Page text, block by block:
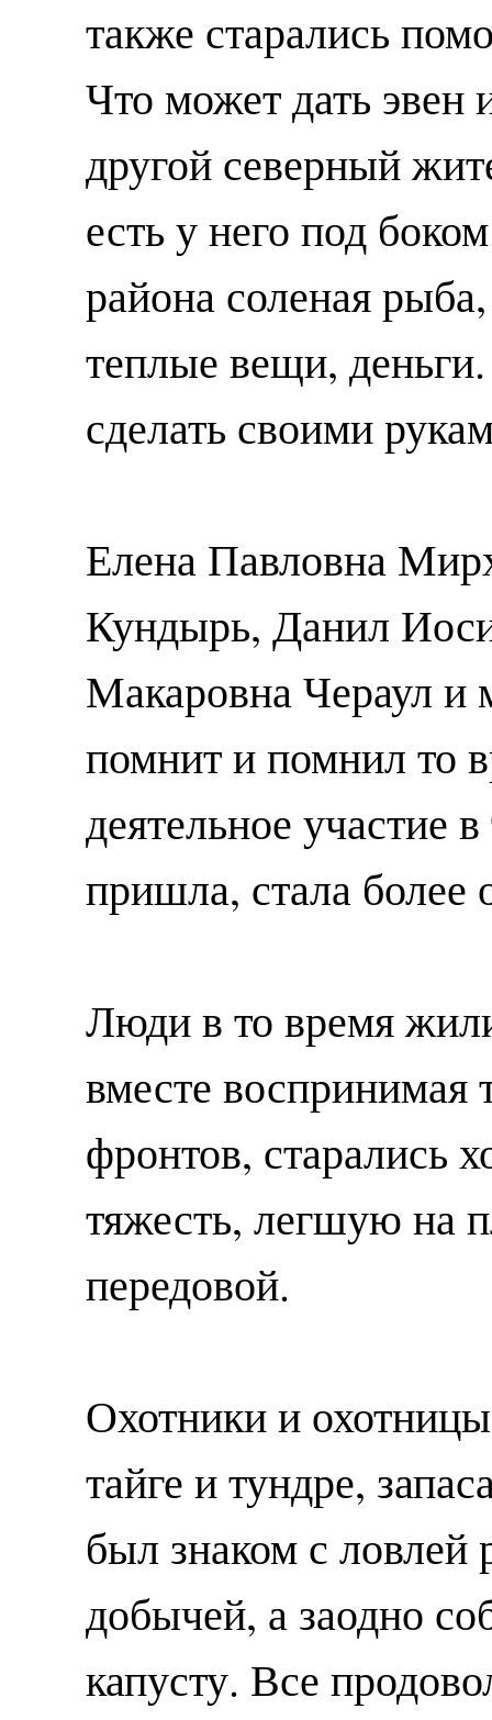
также старались
Что может дать эвен
другой северный
есть у него под
района соленая
теплые вещи,
сделать своими
Елена Павловна
Кундырь, Данил
Макаровна Чераул и
помнит и помнил то
деятельное участие
пришла, стала
Люди в то время
вместе воспринимая
фронтов, старались
тяжесть, легшую на
передовой.
Охотники и
тайге и тундре,
был знаком с
добычей, а заодно
капусту. Все